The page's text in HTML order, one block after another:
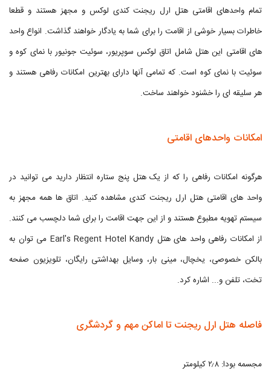
تمام واحدهای اقامتی هتل ارل ریجنت کندی لوکس و مجهز هستند و قطعا
خاطرات بسیار خوشی از اقامت را برای شما به یادگار خواهند گذاشت. انواع واحد
های اقامتی این هتل شامل اتاق لوکس سوپریور، سوئیت جونیور با نمای کوه و
سوئیت با نمای کوه است. که تمامی آنها دارای بهترین امکانات رفاهی هستند و
هر سلیقه ای را خشنود خواهند ساخت.
امکانات واحدهای اقامتی
هرگونه امکانات رفاهی را که از یک هتل پنج ستاره انتظار دارید می توانید در
واحد های اقامتی هتل ارل ریجنت کندی مشاهده کنید. اتاق ها همه مجهز به
سیستم تهویه مطبوع هستند و از این جهت اقامت را برای شما دلچسب می کنند.
از امکانات رفاهی واحد های هتل Earl's Regent Hotel Kandy می توان به
بالکن خصوصی، یخچال، مینی بار، وسایل بهداشتی رایگان، تلویزیون صفحه
تخت، تلفن و... اشاره کرد.
فاصله هتل ارل ریجنت تا اماکن مهم و گردشگری
مجسمه بودا: ۲٫۸ کیلومتر